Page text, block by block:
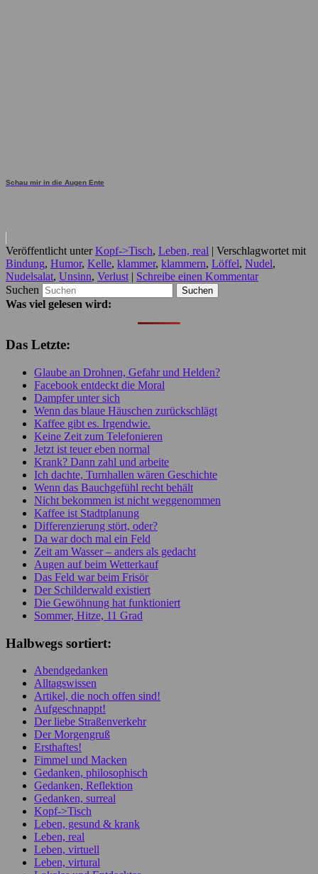
Schau mir in die Augen Ente
Veröffentlicht unter Kopf->Tisch, Leben, real | Verschlagwortet mit
Bindung, Humor, Kelle, klammer, klammern, Löffel, Nudel,
Nudelsalat, Unsinn, Verlust | Schreibe einen Kommentar
Suchen
Was viel gelesen wird:
Das Letzte:
Glaube an Drohnen, Gefahr und Helden?
Facebook entdeckt die Moral
Dampfer unter sich
Wenn das blaue Häuschen zurückschlägt
Kaffee gibt es. Irgendwie.
Keine Zeit zum Telefonieren
Jetzt ist teuer eben normal
Krank? Dann zahl und arbeite
Ich dachte, Turnhallen wären Geschichte
Wenn das Bauchgefühl recht behält
Nicht bekommen ist nicht weggenommen
Kaffee ist Stadtplanung
Differenzierung stört, oder?
Da war doch mal ein Feld
Zeit am Wasser – anders als gedacht
Augen auf beim Wetterkauf
Das Feld war beim Frisör
Der Schilderwald existiert
Die Gewöhnung hat funktioniert
Sommer, Hitze, 11 Grad
Halbwegs sortiert:
Abendgedanken
Alltagswissen
Artikel, die noch offen sind!
Aufgeschnappt!
Der liebe Straßenverkehr
Der Morgengruß
Ersthaftes!
Fimmel und Macken
Gedanken, philosophisch
Gedanken, Reflektion
Gedanken, surreal
Kopf->Tisch
Leben, gesund & krank
Leben, real
Leben, virtuell
Leben, virtural